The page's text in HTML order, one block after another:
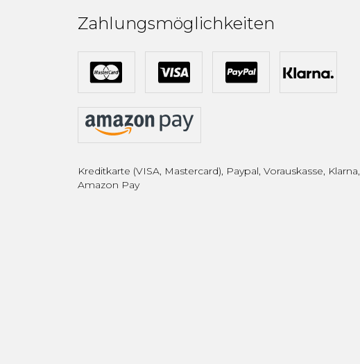
Zahlungsmöglichkeiten
Kreditkarte (VISA, Mastercard), Paypal, Vorauskasse, Klarna,
Amazon Pay